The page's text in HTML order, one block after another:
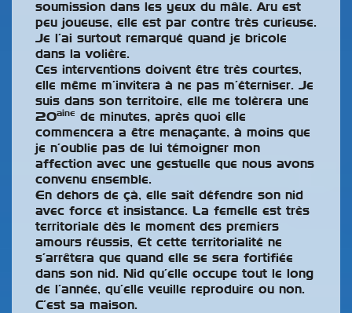
soumission dans les yeux du mâle. Aru est
peu joueuse, elle est par contre très curieuse.
Je l’ai surtout remarqué quand je bricole
dans la volière.
Ces interventions doivent être très courtes,
elle même m’invitera à ne pas m’éterniser. Je
suis dans son territoire, elle me tolèrera une
20aine de minutes, après quoi elle
commencera a être menaçante, à moins que
je n’oublie pas de lui témoigner mon
affection avec une gestuelle que nous avons
convenu ensemble.
En dehors de çà, elle sait défendre son nid
avec force et insistance. La femelle est très
territoriale dès le moment des premiers
amours réussis, Et cette territorialité ne
s’arrêtera que quand elle se sera fortifiée
dans son nid. Nid qu’elle occupe tout le long
de l’année, qu’elle veuille reproduire ou non.
C’est sa maison.